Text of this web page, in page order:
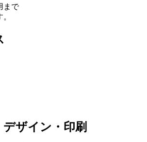
まで
ザイン・印刷